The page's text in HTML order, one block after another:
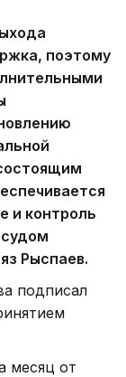
поэтому
и контроль
Рыспаев.
подписал
месяц от